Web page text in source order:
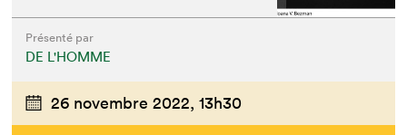
Présenté par
DE L'HOMME
26 novembre 2022, 13h30